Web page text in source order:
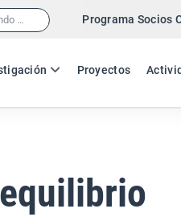
Programa Socios
Proyectos